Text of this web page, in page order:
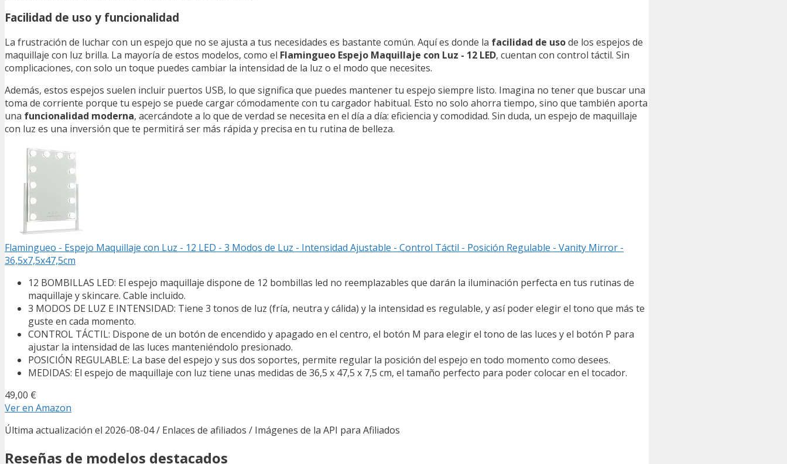
Facilidad de uso y funcionalidad
La frustración de luchar con un espejo que no se ajusta a tus necesidades es bastante común. Aquí es donde la facilidad de usode los espejos de
maquillaje con luz brilla. La mayoría de estos modelos, como el Flamingueo Espejo Maquillaje con Luz - 12 LED, cuentan con control táctil. Sin
complicaciones, con solo un toque puedes cambiar la intensidad de la luz o el modo que necesites.
Además, estos espejos suelen incluir puertos USB, lo que significa que puedes mantener tu espejo siempre listo. Imagina no tener que buscar una
toma de corriente porque tu espejo se puede cargar cómodamente con tu cargador habitual. Esto no solo ahorra tiempo, sino que también aporta
una funcionalidad moderna, acercándote a lo que de verdad se necesita en el día a día: eficiencia y comodidad. Sin duda, un espejo de maquillaje
con luz es una inversión que te permitirá ser más rápida y precisa en tu rutina de belleza.
Flamingueo - Espejo Maquillaje con Luz - 12 LED - 3 Modos de Luz - Intensidad Ajustable - Control Táctil - Posición Regulable - Vanity Mirror -
36,5x7,5x47,5cm
12 BOMBILLAS LED: El espejo maquillaje dispone de 12 bombillas led no reemplazables que darán la iluminación perfecta en tus rutinas de
maquillaje y skincare. Cable incluido.
3 MODOS DE LUZ E INTENSIDAD: Tiene 3 tonos de luz (fría, neutra y cálida) y la intensidad es regulable, y así poder elegir el tono que más te
guste en cada momento.
CONTROL TÁCTIL: Dispone de un botón de encendido y apagado en el centro, el botón M para elegir el tono de las luces y el botón P para
ajustar la intensidad de las luces manteniéndolo presionado.
POSICIÓN REGULABLE: La base del espejo y sus dos soportes, permite regular la posición del espejo en todo momento como desees.
MEDIDAS: El espejo de maquillaje con luz tiene unas medidas de 36,5 x 47,5 x 7,5 cm, el tamaño perfecto para poder colocar en el tocador.
49,00 €
Ver en Amazon
Última actualización el 2026-08-04 / Enlaces de afiliados / Imágenes de la API para Afiliados
Reseñas de modelos destacados